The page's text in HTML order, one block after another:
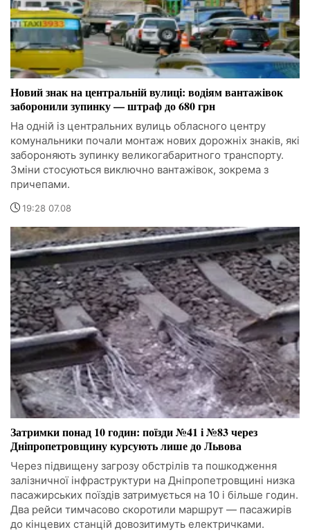
Новий знак на центральній вулиці: водіям вантажівок
заборонили зупинку — штраф до 680 грн
На одній із центральних вулиць обласного центру
комунальники почали монтаж нових дорожніх знаків, які
забороняють зупинку великогабаритного транспорту.
Зміни стосуються виключно вантажівок, зокрема з
причепами.
19:28 07.08
Затримки понад 10 годин: поїзди №41 і №83 через
Дніпропетровщину курсують лише до Львова
Через підвищену загрозу обстрілів та пошкодження
залізничної інфраструктури на Дніпропетровщині низка
пасажирських поїздів затримується на 10 і більше годин.
Два рейси тимчасово скоротили маршрут — пасажирів
до кінцевих станцій довозитимуть електричками.